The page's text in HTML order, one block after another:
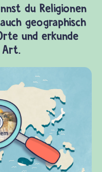
du Religionen
geographisch
und erkunde
Art.